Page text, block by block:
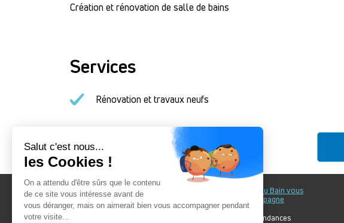
Création et rénovation de salle de bains
Services
Rénovation et travaux neufs
Au fil du Bain
Nos showrooms
Au fil du Bain vous
accompagne
Nos tendances